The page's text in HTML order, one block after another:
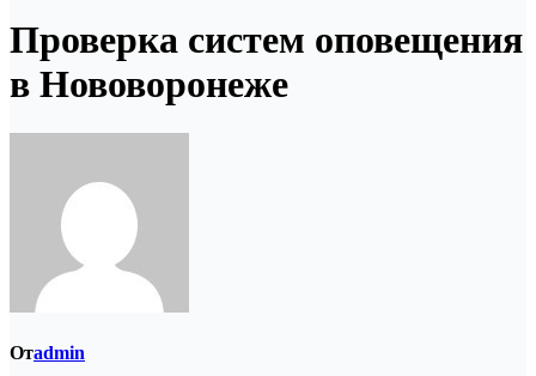
Проверка систем оповещения
в Нововоронеже
Отadmin